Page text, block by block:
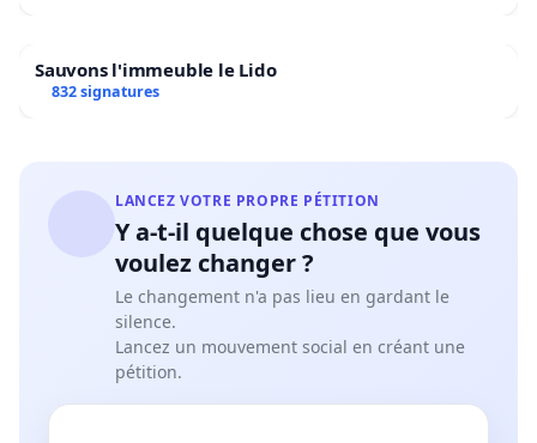
Sauvons l'immeuble le Lido
832 signatures
LANCEZ VOTRE PROPRE PÉTITION
Y a-t-il quelque chose que vous
voulez changer ?
Le changement n'a pas lieu en gardant le
silence.
Lancez un mouvement social en créant une
pétition.